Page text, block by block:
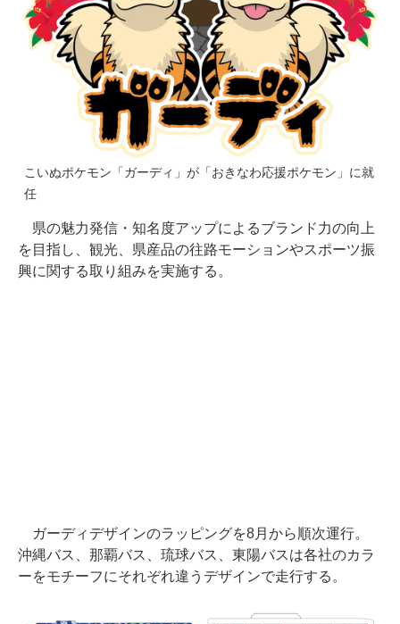
こいぬポケモン「ガーディ」が「おきなわ応援ポケモン」に就
任
県の魅力発信・知名度アップによるブランド力の向上
を目指し、観光、県産品の往路モーションやスポーツ振
興に関する取り組みを実施する。
ガーディデザインのラッピングを8月から順次運行。
沖縄バス、那覇バス、琉球バス、東陽バスは各社のカラ
ーをモチーフにそれぞれ違うデザインで走行する。